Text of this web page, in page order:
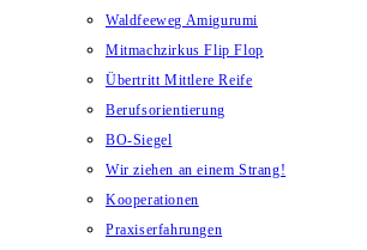
Waldfeeweg Amigurumi
Mitmachzirkus Flip Flop
Übertritt Mittlere Reife
Berufsorientierung
BO-Siegel
Wir ziehen an einem Strang!
Kooperationen
Praxiserfahrungen